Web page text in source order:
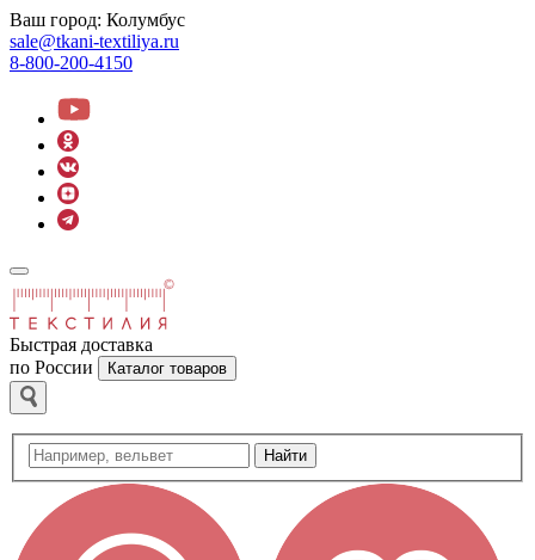
Ваш город: Колумбус
sale@tkani-textiliya.ru
8-800-200-4150
Быстрая доставка
по России
Каталог товаров
Найти